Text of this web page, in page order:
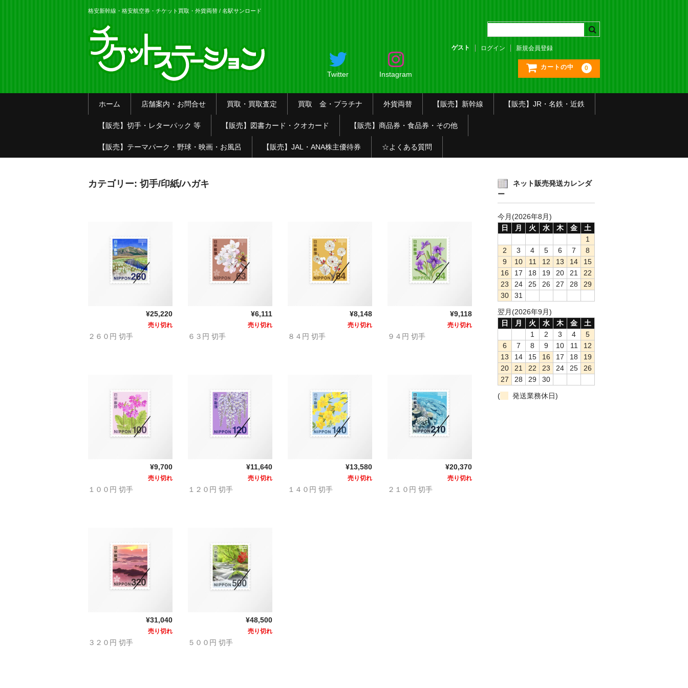
格安新幹線・格安航空券・チケット買取・外貨両替 / 名駅サンロード
Twitter Instagram
ゲスト ログイン 新規会員登録
カートの中 0
ホーム 店舗案内・お問合せ 買取・買取査定 買取 金・プラチナ 外貨両替 【販売】新幹線 【販売】JR・名鉄・近鉄
【販売】切手・レターパック 等 【販売】図書カード・クオカード 【販売】商品券・食品券・その他
【販売】テーマパーク・野球・映画・お風呂 【販売】JAL・ANA株主優待券 ☆よくある質問
カテゴリー: 切手/印紙/ハガキ
¥25,220
売り切れ
２６０円 切手
¥6,111
売り切れ
６３円 切手
¥8,148
売り切れ
８４円 切手
¥9,118
売り切れ
９４円 切手
¥9,700
売り切れ
１００円 切手
¥11,640
売り切れ
１２０円 切手
¥13,580
売り切れ
１４０円 切手
¥20,370
売り切れ
２１０円 切手
¥31,040
売り切れ
３２０円 切手
¥48,500
売り切れ
５００円 切手
ネット販売発送カレンダ
ー
今月(2026年8月)
日
月 火 水 木 金
土
1
2
3 4 5 6 7
8
9
10 11 12 13 14
15
16
17 18 19 20 21
22
23
24 25 26 27 28
29
30
31
翌月(2026年9月)
日
月 火 水 木 金
土
1
2 3 4
5
6
7 8 9 10 11
12
13
14 15 16 17 18
19
20
21 22 23 24 25
26
27
28 29
30
(
発送業務休日)